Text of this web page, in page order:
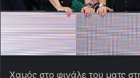
Χαμός στο φινάλε του ματς